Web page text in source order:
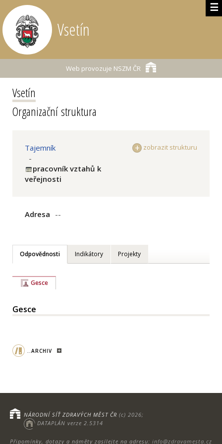
☰
Vsetín
Web provozuje NSZM ČR
Vsetín
Organizační struktura
zobrazit strukturu
Tajemník
-
pracovník vztahů k
veřejnosti
Adresa --
Odpovědnosti Indikátory Projekty
Gesce
Gesce
..ARCHIV
Připomínky, dotazy a náměty zasílejte na adresu: info@zdravamesta.cz
NÁRODNÍ SÍŤ ZDRAVÝCH MĚST ČR (c) 2026;
DATAPLÁN verze 2.5314